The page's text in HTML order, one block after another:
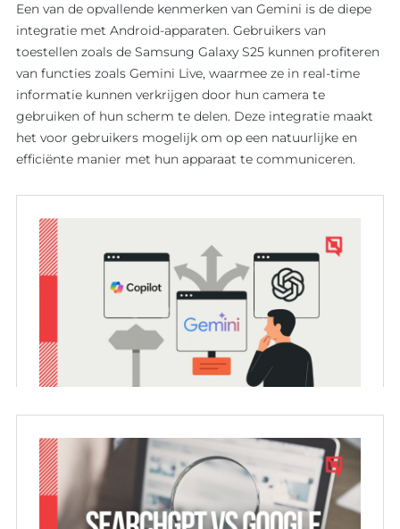
Overzicht
Software
Product
Overzicht
AI
Software
Ons werk
Een van de opvallende kenmerken van Gemini is de diepe
integratie met Android-apparaten. Gebruikers van
toestellen zoals de Samsung Galaxy S25 kunnen profiteren
van functies zoals Gemini Live, waarmee ze in real-time
informatie kunnen verkrijgen door hun camera te
gebruiken of hun scherm te delen. Deze integratie maakt
het voor gebruikers mogelijk om op een natuurlijke en
efficiënte manier met hun apparaat te communiceren.